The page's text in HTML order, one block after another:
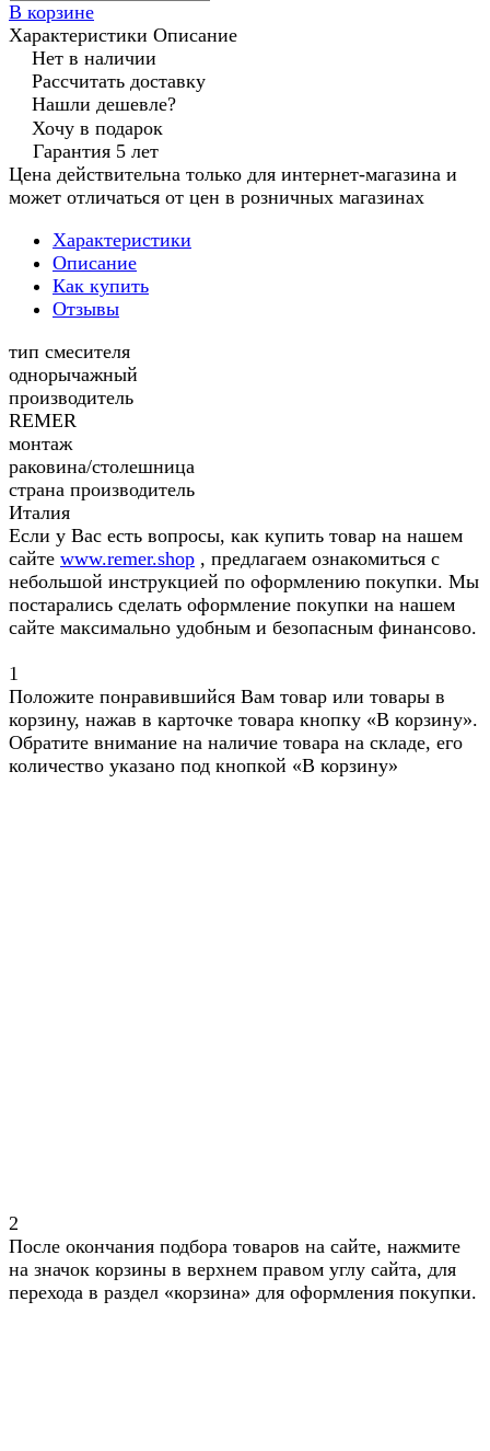
В корзине
Характеристики Описание
Нет в наличии
Рассчитать доставку
Нашли дешевле?
Хочу в подарок
Гарантия 5 лет
Цена действительна только для интернет-магазина и
может отличаться от цен в розничных магазинах
Характеристики
Описание
Как купить
Отзывы
тип смесителя
однорычажный
производитель
REMER
монтаж
раковина/столешница
страна производитель
Италия
Если у Вас есть вопросы, как купить товар на нашем
сайте www.remer.shop , предлагаем ознакомиться с
небольшой инструкцией по оформлению покупки. Мы
постарались сделать оформление покупки на нашем
сайте максимально удобным и безопасным финансово.
1
Положите понравившийся Вам товар или товары в
корзину, нажав в карточке товара кнопку «В корзину».
Обратите внимание на наличие товара на складе, его
количество указано под кнопкой «В корзину»
2
После окончания подбора товаров на сайте, нажмите
на значок корзины в верхнем правом углу сайта, для
перехода в раздел «корзина» для оформления покупки.